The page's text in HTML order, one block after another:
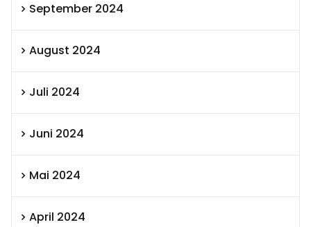
September 2024
August 2024
Juli 2024
Juni 2024
Mai 2024
April 2024